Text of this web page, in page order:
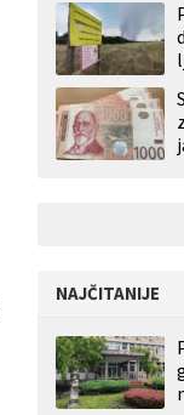
NAJČITANIJE